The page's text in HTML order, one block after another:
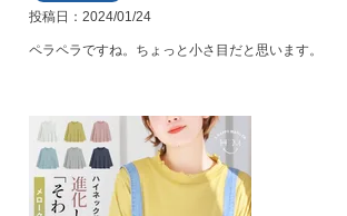
投稿日 2024/01/24
ペラペラですね。ちょっと小さ目だと思います。